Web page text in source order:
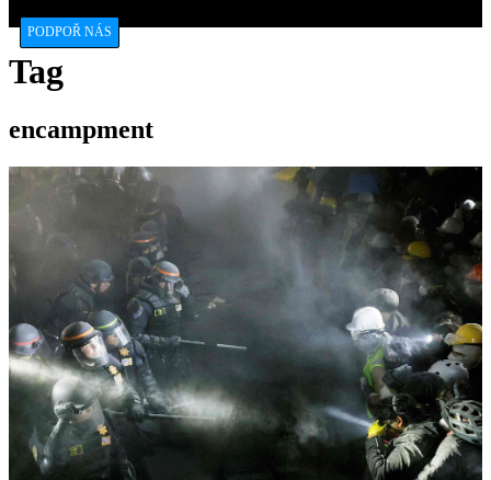
PODPOŘ NÁS
Tag
encampment